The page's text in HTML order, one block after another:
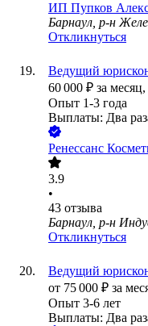
ИП Пупков
Барнаул, р-н
Откликнуться
Ведущий
60 000 ₽ за месяц,
Опыт 1-3 года
Выплаты: Два
Ренессанс
3.9
•
43 отзыва
Барнаул, р-н
Откликнуться
Ведущий
от 75 000 ₽ за
Опыт 3-6 лет
Выплаты: Два